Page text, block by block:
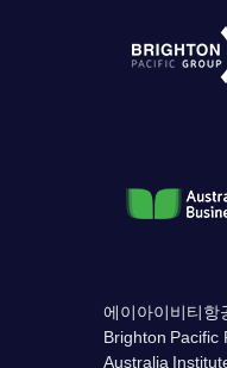
에이아이비티항
Brighton Pacific
Australia